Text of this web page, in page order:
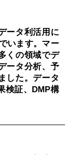
ータ利活用に
います。マー
くの領域でデ
ータ分析、予
した。データ
検証、DMP構